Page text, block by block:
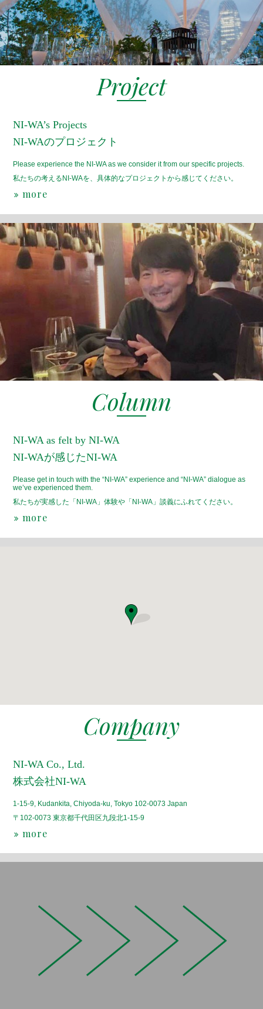
Project
NI-WA’s Projects
NI-WAのプロジェクト
Please experience the NI-WA as we consider it from our specific projects.
私たちの考えるNI-WAを、具体的なプロジェクトから感じてください。
more
Column
NI-WA as felt by NI-WA
NI-WAが感じたNI-WA
Please get in touch with the “NI-WA” experience and “NI-WA” dialogue as
we’ve experienced them.
私たちが実感した「NI-WA」体験や「NI-WA」談義にふれてください。
more
Company
NI-WA Co., Ltd.
株式会社NI-WA
1-15-9, Kudankita, Chiyoda-ku, Tokyo 102-0073 Japan
〒102-0073 東京都千代田区九段北1-15-9
more